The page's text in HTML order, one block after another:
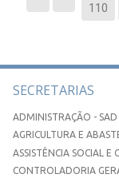
110
SECRETARIAS
ADMINISTRAÇÃO - SAD
AGRICULTURA E
ASSISTÊNCIA SOCIAL E
CONTROLADORIA